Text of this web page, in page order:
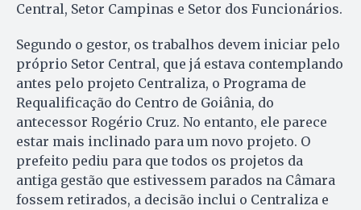
Central, Setor Campinas e Setor dos Funcionários.
Segundo o gestor, os trabalhos devem iniciar pelo
próprio Setor Central, que já estava contemplando
antes pelo projeto Centraliza, o Programa de
Requalificação do Centro de Goiânia, do
antecessor Rogério Cruz. No entanto, ele parece
estar mais inclinado para um novo projeto. O
prefeito pediu para que todos os projetos da
antiga gestão que estivessem parados na Câmara
fossem retirados, a decisão inclui o Centraliza e